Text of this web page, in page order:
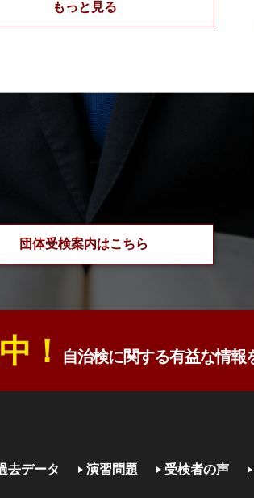
もっと見る
団体受検案内はこちら
！ 自治検に関する有益な情報
去データ 演習問題 受検者の声